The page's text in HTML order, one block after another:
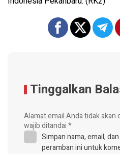
Tinggalkan
Alamat email Anda tidak akan
wajib ditandai*
Simpan nama, email,
peramban ini untuk